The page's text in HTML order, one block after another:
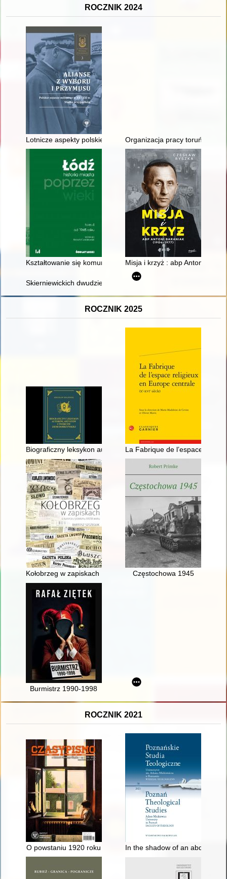
ROCZNIK 2024
Lotnicze aspekty polskiej współpracy wojskowej z
Organizacja pracy toruńskiej
Kształtowanie się komunistycznego ładu w Łodzi 1945-1948
Misja i krzyż : abp Antoni
Skierniewickich dwudziestu pięciu : rozbicie dowództwa
ROCZNIK 2025
Biograficzny leksykon autorów, artystów i twórców Ziemi
La Fabrique de l’espace
Kołobrzeg w zapiskach : o kurorcie z przełomu XIX/XX wieku
Częstochowa 1945
Burmistrz 1990-1998
ROCZNIK 2021
O powstaniu 1920 roku In the shadow of an